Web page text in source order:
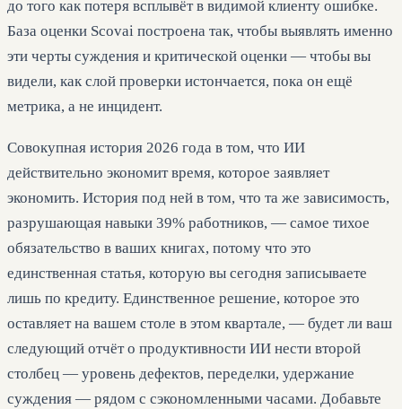
до того как потеря всплывёт в видимой клиенту ошибке.
База оценки Scovai построена так, чтобы выявлять именно
эти черты суждения и критической оценки — чтобы вы
видели, как слой проверки истончается, пока он ещё
метрика, а не инцидент.
Совокупная история 2026 года в том, что ИИ
действительно экономит время, которое заявляет
экономить. История под ней в том, что та же зависимость,
разрушающая навыки 39% работников, — самое тихое
обязательство в ваших книгах, потому что это
единственная статья, которую вы сегодня записываете
лишь по кредиту. Единственное решение, которое это
оставляет на вашем столе в этом квартале, — будет ли ваш
следующий отчёт о продуктивности ИИ нести второй
столбец — уровень дефектов, переделки, удержание
суждения — рядом с сэкономленными часами. Добавьте